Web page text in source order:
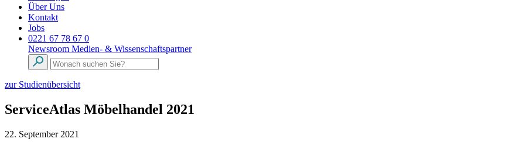
Über Uns
Kontakt
Jobs
0221 67 78 67 0
Newsroom Medien- & Wissenschaftspartner
zur Studienübersicht
ServiceAtlas Möbelhandel 2021
22. September 2021